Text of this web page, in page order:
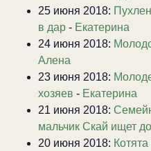
25 июня 2018:
в дар - Екатерина
24 июня 2018:
Алена
23 июня 2018:
хозяев - Екатерина
21 июня 2018:
мальчик Скай ищет
20 июня 2018: